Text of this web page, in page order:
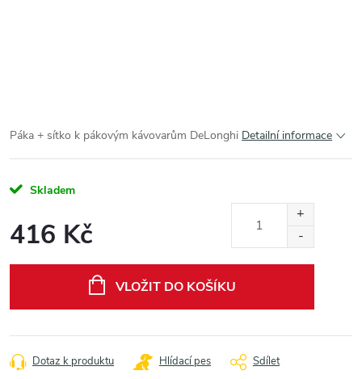
Páka + sítko k pákovým kávovarům DeLonghi Detailní informace
Skladem
416 Kč
VLOŽIT DO KOŠÍKU
Dotaz k produktu Hlídací pes Sdílet